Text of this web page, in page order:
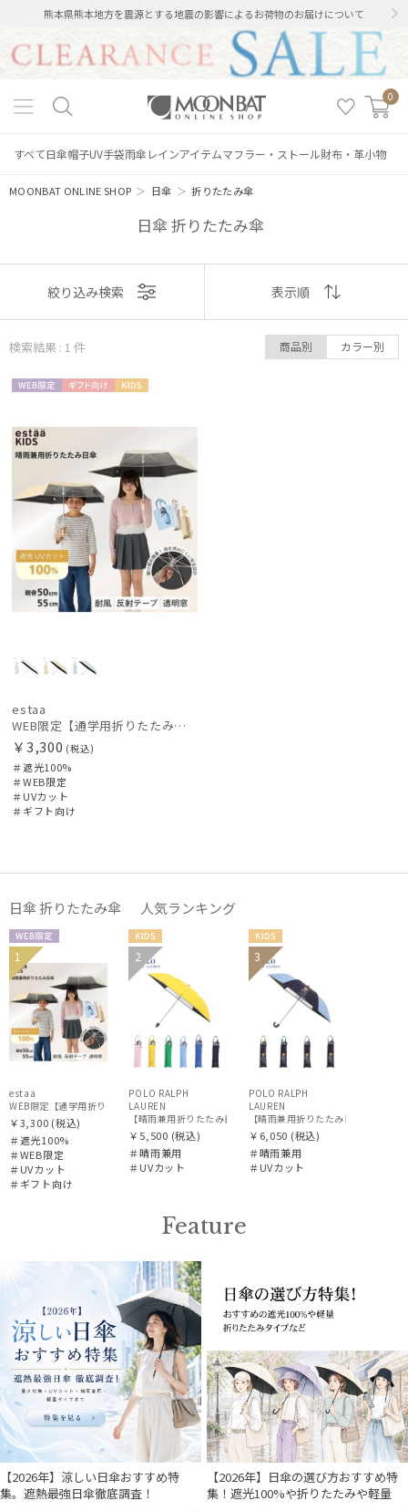
熊本県熊本地方を震源とする地震の影響によるお荷物のお届けについて
0
すべて日傘帽子UV手袋雨傘 レインアイテムマフラー・ストール財布・革小物
MOONBAT ONLINE SHOP ＞ 日傘 ＞折りたたみ傘
日傘 折りたたみ傘
絞り込み
カテゴリー
ブランド
傘機能
その他
カラー
販売状況
入荷状況
表示
おすすめ
価格の高い
順
価格の低い
順
人気順
売上点数順
絞り込み検索 表示順
検索結果 : 1 件 商品別 カラー別
estaa
WEB限定【通学用折りたたみ日傘】キッズ日傘 プレーン 遮光100 UV100 耐風
￥3,300 (税込)
＃遮光100%
＃WEB限定
＃UVカット
＃ギフト向け
日傘 折りたたみ傘 人気ランキング
WEB限
定
ギフト
向け
KIDS
1
estaa
WEB限定【通学用折りたたみ日傘】キッズ日傘 プレーン 遮光100 UV100 耐風
￥3,300 (税込)
＃遮光100%
＃WEB限定
＃UVカット
＃ギフト向け
KIDS
2
POLO RALPH
LAUREN
【晴雨兼用折りたたみ日傘】ポロ ラルフ ローレン (POLO
￥5,500 (税込)
＃晴雨兼用
＃UVカット
KIDS
3
POLO RALPH
LAUREN
【晴雨兼用折りたたみ日傘】ポロ
￥6,050 (税込)
＃晴雨兼用
＃UVカット
Feature
【2026年】涼しい日傘おすすめ特
集。遮熱最強日傘徹底調査！
【2026年】日傘の選び方おすすめ特
集！遮光100%や折りたたみや軽量